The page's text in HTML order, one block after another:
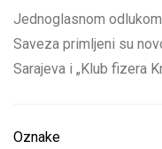
Jednoglasnom
Saveza primljeni su
Sarajeva i „Klub fizera
Oznake